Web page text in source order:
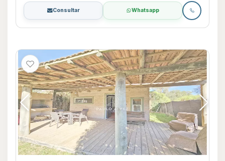
Consultar Whatsapp